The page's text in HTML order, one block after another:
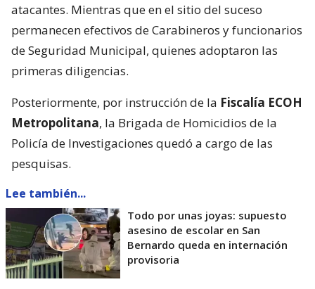
atacantes. Mientras que en el sitio del suceso
permanecen efectivos de Carabineros y funcionarios
de Seguridad Municipal, quienes adoptaron las
primeras diligencias.
Posteriormente, por instrucción de la Fiscalía ECOH
Metropolitana, la Brigada de Homicidios de la
Policía de Investigaciones quedó a cargo de las
pesquisas.
Lee también...
Todo por unas joyas: supuesto
asesino de escolar en San
Bernardo queda en internación
provisoria